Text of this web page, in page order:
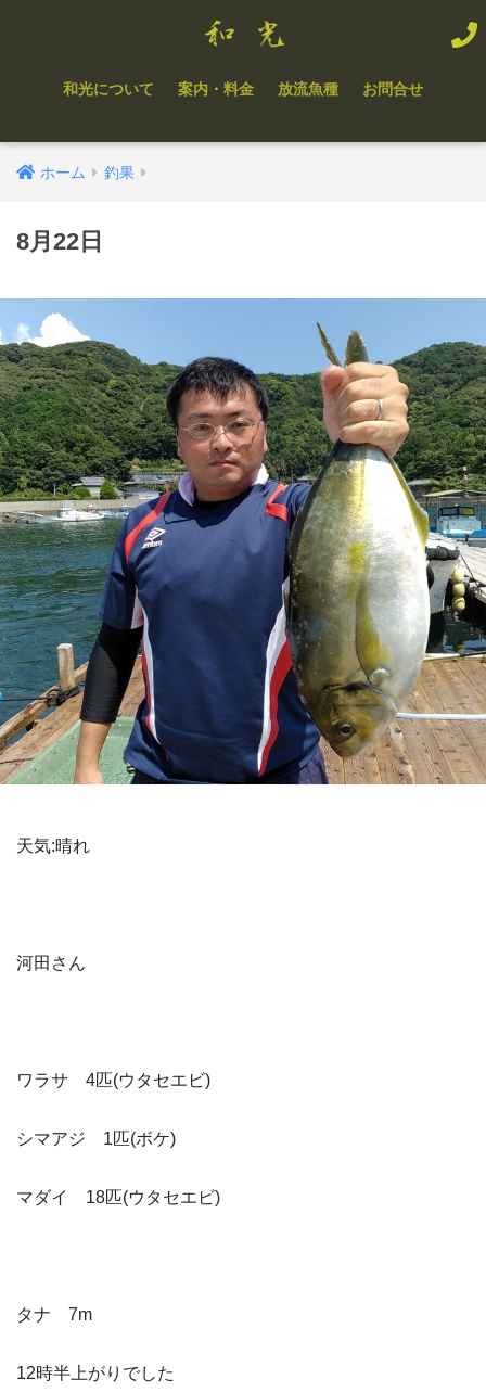
和光について 案内・料金 放流魚種 お問合せ
ホーム 釣果
8月22日
天気:晴れ
河田さん
ワラサ 4匹(ウタセエビ)
シマアジ 1匹(ボケ)
マダイ 18匹(ウタセエビ)
タナ 7m
12時半上がりでした